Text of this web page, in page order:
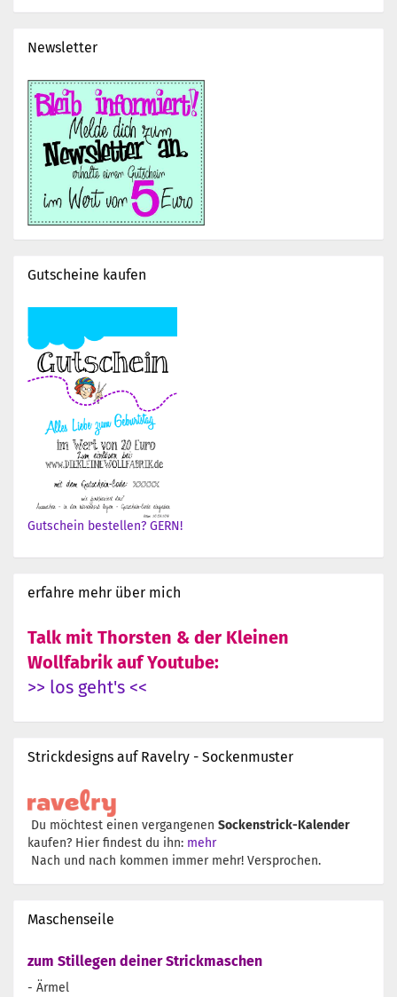
Newsletter
Gutscheine kaufen
Gutschein bestellen? GERN!
erfahre mehr über mich
Talk mit Thorsten & der Kleinen
Wollfabrik auf Youtube:
>> los geht's <<
Strickdesigns auf Ravelry - Sockenmuster
Du möchtest einen vergangenen Sockenstrick-Kalender
kaufen? Hier findest du ihn: mehr
Nach und nach kommen immer mehr! Versprochen.
Maschenseile
zum Stillegen deiner Strickmaschen
- Ärmel